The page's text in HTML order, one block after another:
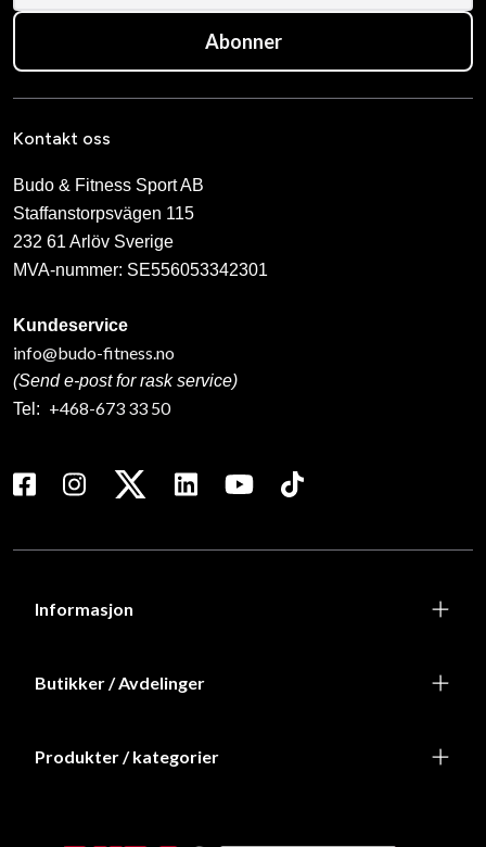
Abonner
Kontakt oss
Budo & Fitness Sport AB
Staffanstorpsvägen 115
232 61 Arlöv Sverige
MVA-nummer: SE556053342301
Kundeservice
info@budo-fitness.no
(Send e-post for rask service)
Tel: +468-673 33 50
Informasjon
Butikker / Avdelinger
Produkter / kategorier